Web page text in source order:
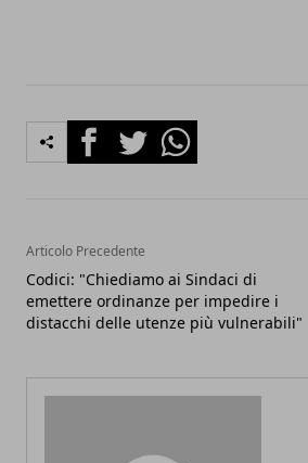
FacebookTwitterWhatsapp
Articolo Precedente
Codici: "Chiediamo ai Sindaci di
emettere ordinanze per impedire i
distacchi delle utenze più vulnerabili"